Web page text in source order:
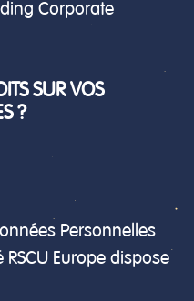
Corporate
SUR VOS
?
Personnelles
Europe dispose